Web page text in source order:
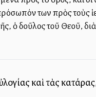
των πρὸς τοὺς
ὁ δοῦλος τοῦ Θεοῦ,
καὶ τὰς